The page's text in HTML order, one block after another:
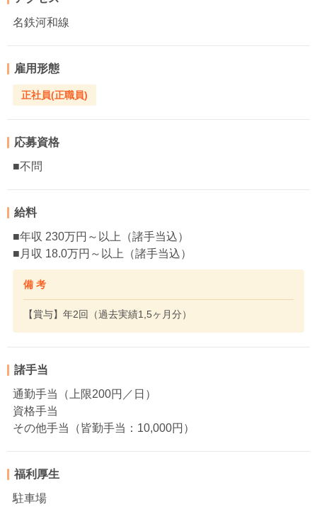
名鉄河和線
雇用形態
正社員(正職員)
応募資格
■不問
給料
■年収 230万円～以上（諸手当込）
■月収 18.0万円～以上（諸手当込）
備 考
【賞与】年2回（過去実績1,5ヶ月分）
諸手当
通勤手当（上限200円／日）
資格手当
その他手当（皆勤手当：10,000円）
福利厚生
駐車場